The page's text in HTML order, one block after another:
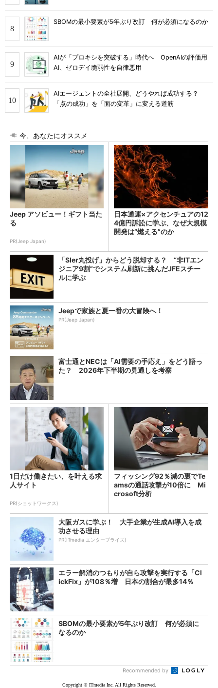
SBOMの最小要素が5年ぶり改訂 何が必須になるのか
AIが「プロキシを突破する」時代へ OpenAIの評価用
AI、ゼロデイ脆弱性を自律悪用
AIエージェントの全社展開、どうやれば成功する？
「点の成功」を「面の変革」に変える道筋
今、あなたにオススメ
Jeep アソビュー！ギフト当た
る
PR(Jeep Japan)
日本通運×アクセンチュアの12
4億円訴訟に学ぶ、なぜ大規模
開発は“燃える”のか
「SIer丸投げ」からどう脱却する？ “非ITエン
ジニア9割”でシステム刷新に挑んだJFEスチー
ルに学ぶ
Jeepで家族と夏一番の大冒険へ！
PR(Jeep Japan)
富士通とNECは「AI需要の手応え」をどう語っ
た？ 2026年下半期の見通しを考察
1日だけ働きたい、を叶える求
人サイト
PR(ショットワークス)
フィッシング92％減の裏でTe
amsの通話攻撃が10倍に Mi
crosoft分析
大阪ガスに学ぶ！ 大手企業が生成AI導入を成
功させる理由
PR(ITmedia エンタープライズ)
エラー解消のつもりが自ら攻撃を実行する「Cl
ickFix」が108％増 日本の割合が最多14％
SBOMの最小要素が5年ぶり改訂 何が必須に
なるのか
Recommended by
Copyright © ITmedia Inc. All Rights Reserved.